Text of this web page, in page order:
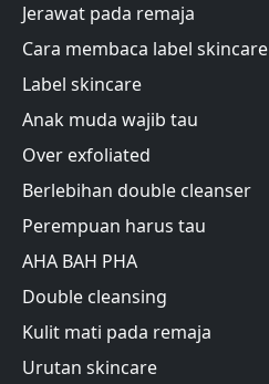
Jerawat pada remaja
Cara membaca label skincare
Label skincare
Anak muda wajib tau
Over exfoliated
Berlebihan double cleanser
Perempuan harus tau
AHA BAH PHA
Double cleansing
Kulit mati pada remaja
Urutan skincare